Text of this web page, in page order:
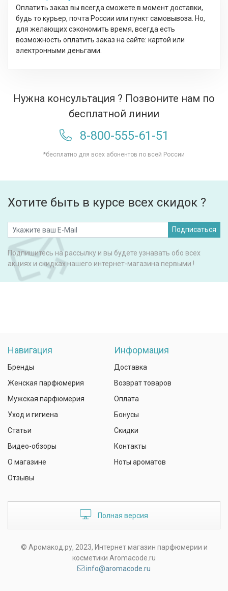
Оплатить заказ вы всегда сможете в момент доставки,
будь то курьер, почта России или пункт самовывоза. Но,
для желающих сэкономить время, всегда есть
возможность оплатить заказ на сайте: картой или
электронными деньгами.
Нужна консультация ? Позвоните нам по
бесплатной линии
8-800-555-61-51
*бесплатно для всех абонентов по всей России
Хотите быть в курсе всех скидок ?
Подписаться
Подпишитесь на рассылку и вы будете узнавать обо всех
акциях и скидках нашего интернет-магазина первыми !
Навигация
Бренды
Женская парфюмерия
Мужская парфюмерия
Уход и гигиена
Статьи
Видео-обзоры
О магазине
Отзывы
Информация
Доставка
Возврат товаров
Оплата
Бонусы
Скидки
Контакты
Ноты ароматов
Полная версия
© Аромакод.ру, 2023, Интернет магазин парфюмерии и
косметики Aromacode.ru
info@aromacode.ru